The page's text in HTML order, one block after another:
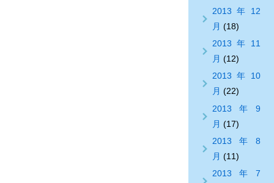
2013年12
月 (18)
2013年11
月 (12)
2013年10
月 (22)
2013年9
月 (17)
2013年8
月 (11)
2013年7